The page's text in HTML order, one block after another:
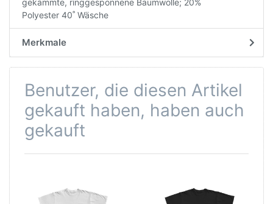
Polyester 40˚ Wäsche
Merkmale
Benutzer, die diesen Artikel
gekauft haben, haben auch
gekauft